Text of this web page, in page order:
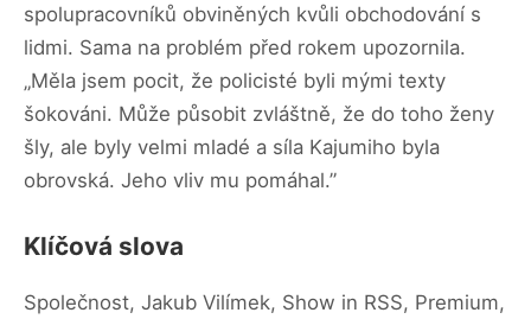
spolupracovníků obviněných kvůli obchodování s
lidmi. Sama na problém před rokem upozornila.
„Měla jsem pocit, že policisté byli mými texty
šokováni. Může působit zvláštně, že do toho ženy
šly, ale byly velmi mladé a síla Kajumiho byla
obrovská. Jeho vliv mu pomáhal.”
Klíčová slova
Společnost, Jakub Vilímek, Show in RSS, Premium,